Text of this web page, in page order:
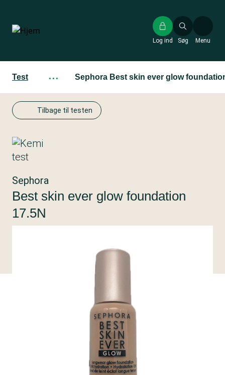
hovedindhold
Søg
Log ind Menu
Test ··· Sephora Best skin ever glow
Tilbage til testen
Sephora
Best skin ever glow foundation
17.5N